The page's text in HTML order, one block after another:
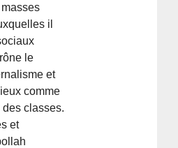
il
le
et
comme
classes.
et